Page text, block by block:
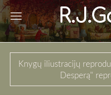
Knygų iliustracijų
Desperą"